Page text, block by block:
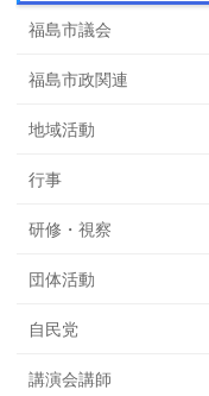
福島市議会
福島市政関連
地域活動
行事
研修・視察
団体活動
自民党
講演会講師